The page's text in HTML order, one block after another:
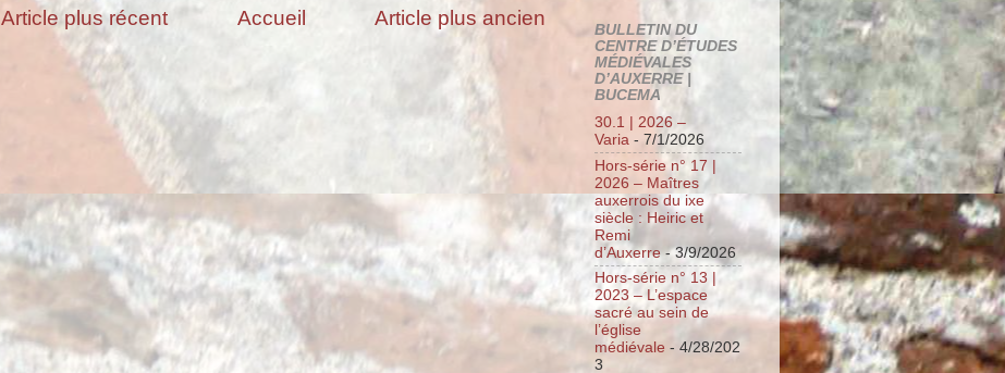
Article plus récent Article plus ancien
Accueil
BULLETIN DU
CENTRE D’ÉTUDES
MÉDIÉVALES
D’AUXERRE |
BUCEMA
30.1 | 2026 –
Varia - 7/1/2026
Hors-série n° 17 |
2026 – Maîtres
auxerrois du ixe
siècle : Heiric et
Remi
d’Auxerre- 3/9/2026
Hors-série n° 13 |
2023 – L’espace
sacré au sein de
l’église
médiévale - 4/28/202
3